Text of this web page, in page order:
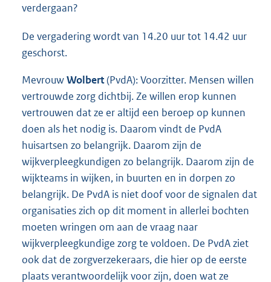
verdergaan?
De vergadering wordt van 14.20 uur tot 14.42 uur
geschorst.
MevrouwWolbert(PvdA): Voorzitter. Mensen willen
vertrouwde zorg dichtbij. Ze willen erop kunnen
vertrouwen dat ze er altijd een beroep op kunnen
doen als het nodig is. Daarom vindt de PvdA
huisartsen zo belangrijk. Daarom zijn de
wijkverpleegkundigen zo belangrijk. Daarom zijn de
wijkteams in wijken, in buurten en in dorpen zo
belangrijk. De PvdA is niet doof voor de signalen dat
organisaties zich op dit moment in allerlei bochten
moeten wringen om aan de vraag naar
wijkverpleegkundige zorg te voldoen. De PvdA ziet
ook dat de zorgverzekeraars, die hier op de eerste
plaats verantwoordelijk voor zijn, doen wat ze